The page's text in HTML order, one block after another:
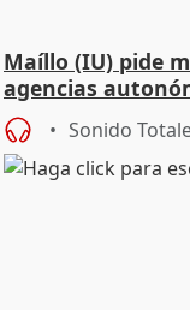
Maíllo (IU) pide
agencias
Sonido